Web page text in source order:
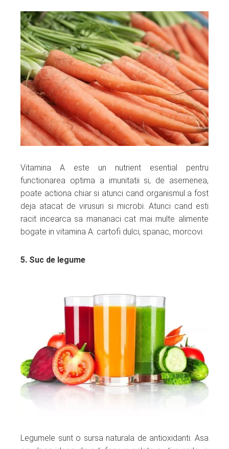
Vitamina A este un nutrient esential pentru
functionarea optima a imunitatii si, de asemenea,
poate actiona chiar si atunci cand organismul a fost
deja atacat de virusuri si microbi. Atunci cand esti
racit incearca sa mananaci cat mai multe alimente
bogate in vitamina A: cartofi dulci, spanac, morcovi.
5. Suc de legume
Legumele sunt o sursa naturala de antioxidanti. Asa